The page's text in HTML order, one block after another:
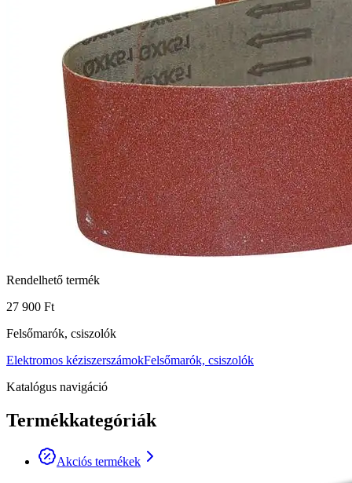
Rendelhető termék
27 900 Ft
Felsőmarók, csiszolók
Elektromos kéziszerszámokFelsőmarók, csiszolók
Katalógus navigáció
Termékkategóriák
Akciós termékek